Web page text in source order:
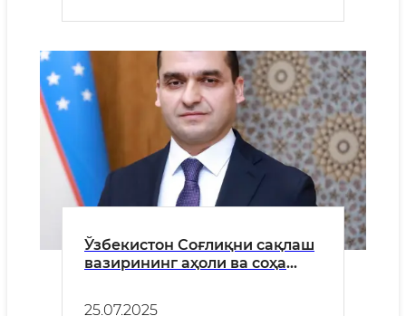
Ўзбекистон Соғлиқни сақлаш
вазирининг аҳоли ва соҳа
25.07.2025